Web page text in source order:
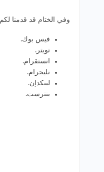
وفي الختام قد قدمنا
فيس بوك.
تويتر .
انستقرام.
تليجرام.
لينكدإن.
بنترست.